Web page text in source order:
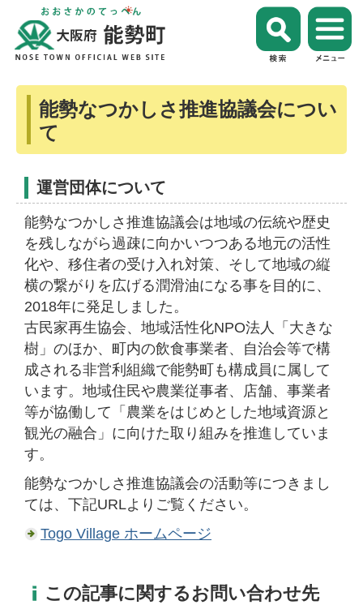
能勢なつかしさ推進協議会につい
て
運営団体について
能勢なつかしさ推進協議会は地域の伝統や歴史
を残しながら過疎に向かいつつある地元の活性
化や、移住者の受け入れ対策、そして地域の縦
横の繋がりを広げる潤滑油になる事を目的に、
2018年に発足しました。
古民家再生協会、地域活性化NPO法人「大きな
樹」のほか、町内の飲食事業者、自治会等で構
成される非営利組織で能勢町も構成員に属して
います。地域住民や農業従事者、店舗、事業者
等が協働して「農業をはじめとした地域資源と
観光の融合」に向けた取り組みを推進していま
す。
能勢なつかしさ推進協議会の活動等につきまし
ては、下記URLよりご覧ください。
Togo Village ホームページ
この記事に関するお問い合わせ先